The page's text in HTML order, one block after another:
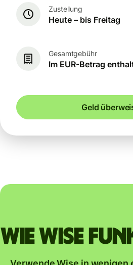
Zustellung
Heute – bis Freitag
Gesamtgebühr
Im EUR-Betrag
Geld
Wie Wise